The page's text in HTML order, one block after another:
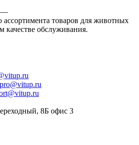
—
товаров для животных
качестве обслуживания.
pro@vitup.ru
8Б офис 3